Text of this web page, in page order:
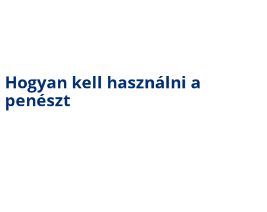
Hogyan kell használni a
penészt